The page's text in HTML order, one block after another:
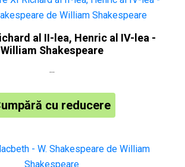
al II-lea, Henric al IV-lea -
William Shakespeare
...
cu reducere